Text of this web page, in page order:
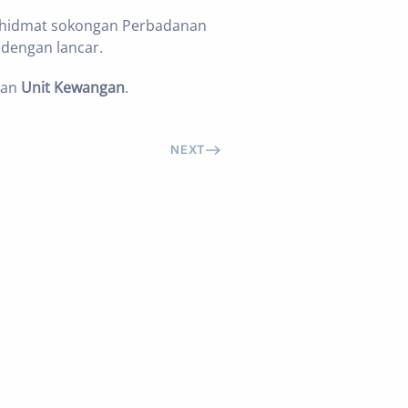
sokongan Perbadanan
lancar.
Unit Kewangan.
NEXT